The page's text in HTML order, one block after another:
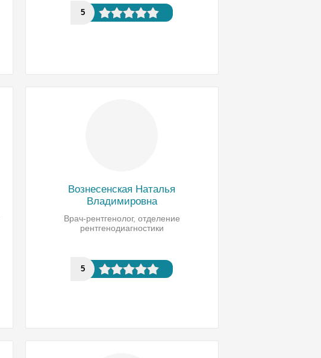
5
Вознесенская Наталья
Владимировна
Врач-рентгенолог, отделение
рентгенодиагностики
5